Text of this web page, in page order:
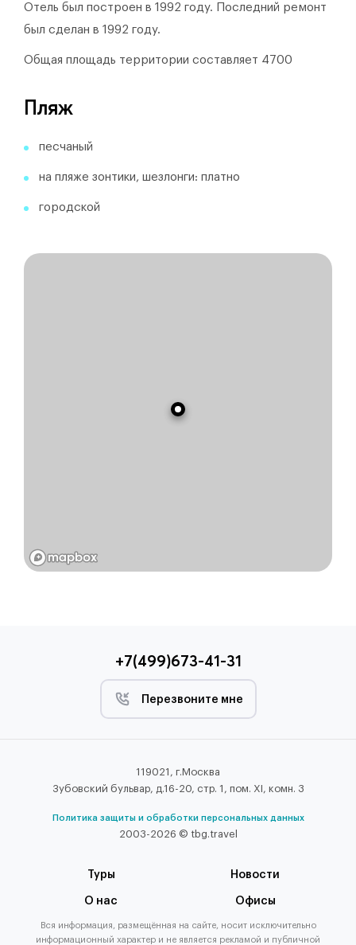
Отель был построен в 1992 году.
Последний ремонт
был сделан в 1992 году.
Общая площадь территории составляет 4700
Пляж
песчаный
на пляже зонтики, шезлонги: платно
городской
+7(499)673-41-31
Перезвоните мне
119021, г.Москва
Зубовский бульвар, д.16-20, стр. 1, пом. XI, комн. 3
Политика защиты и обработки персональных данных
2003-2026 © tbg.travel
Туры Новости
О нас Офисы
Вся информация, размещённая на сайте, носит исключительно
информационный характер и не является рекламой и публичной